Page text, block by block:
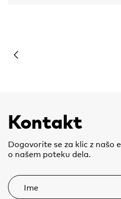
Previous slide
Kontakt
Dogovorite se za klic z našo
o našem poteku dela.
Ime